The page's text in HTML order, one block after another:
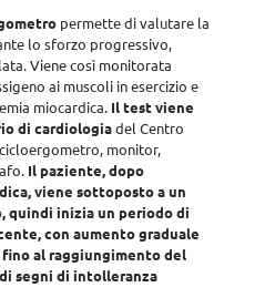
permette di valutare la
lo sforzo progressivo,
. Viene così monitorata
ai muscoli in esercizio e
miocardica. Il test viene
di cardiologiadel Centro
monitor,
Il paziente, dopo
viene sottoposto a un
quindi inizia un periodo di
con aumento graduale
al raggiungimento del
segni di intolleranza